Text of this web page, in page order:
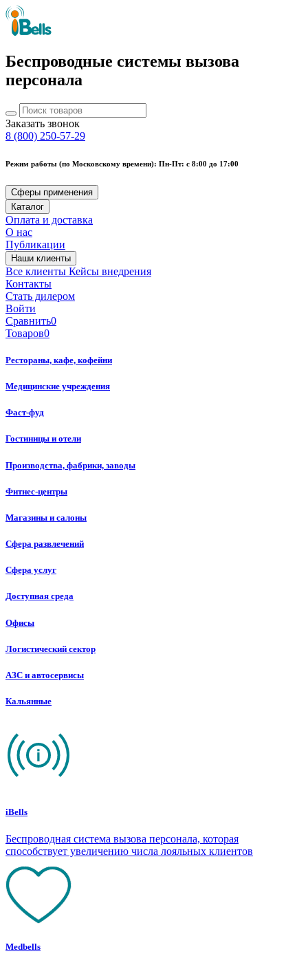
Беспроводные системы вызова
персонала
Заказать звонок
8 (800) 250-57-29
Режим работы (по Московскому времени): Пн-Пт: с 8:00 до 17:00
Сферы применения
Каталог
Оплата и доставка
О нас
Публикации
Наши клиенты
Все клиенты Кейсы внедрения
Контакты
Стать дилером
Войти
Сравнить0
Товаров0
Рестораны, кафе, кофейни
Медицинские учреждения
Фаст-фуд
Гостиницы и отели
Производства, фабрики, заводы
Фитнес-центры
Магазины и салоны
Сфера развлечений
Сфера услуг
Доступная среда
Офисы
Логистический сектор
АЗС и автосервисы
Кальянные
iBells
Беспроводная система вызова персонала, которая
способствует увеличению числа лояльных клиентов
Medbells